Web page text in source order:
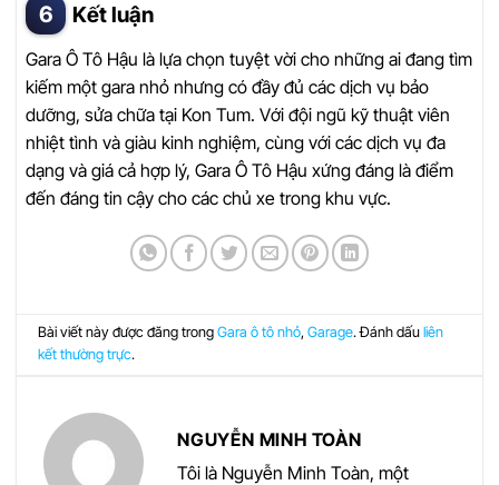
Kết luận
Gara Ô Tô Hậu là lựa chọn tuyệt vời cho những ai đang tìm
kiếm một gara nhỏ nhưng có đầy đủ các dịch vụ bảo
dưỡng, sửa chữa tại Kon Tum. Với đội ngũ kỹ thuật viên
nhiệt tình và giàu kinh nghiệm, cùng với các dịch vụ đa
dạng và giá cả hợp lý, Gara Ô Tô Hậu xứng đáng là điểm
đến đáng tin cậy cho các chủ xe trong khu vực.
Bài viết này được đăng trongGara ô tô nhỏ,Garage. Đánh dấuliên
kết thường trực.
NGUYỄN MINH TOÀN
Tôi là Nguyễn Minh Toàn, một